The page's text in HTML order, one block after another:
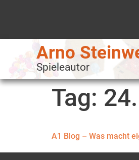
Arno
Spieleautor
Tag:
A1 Blog – Was macht